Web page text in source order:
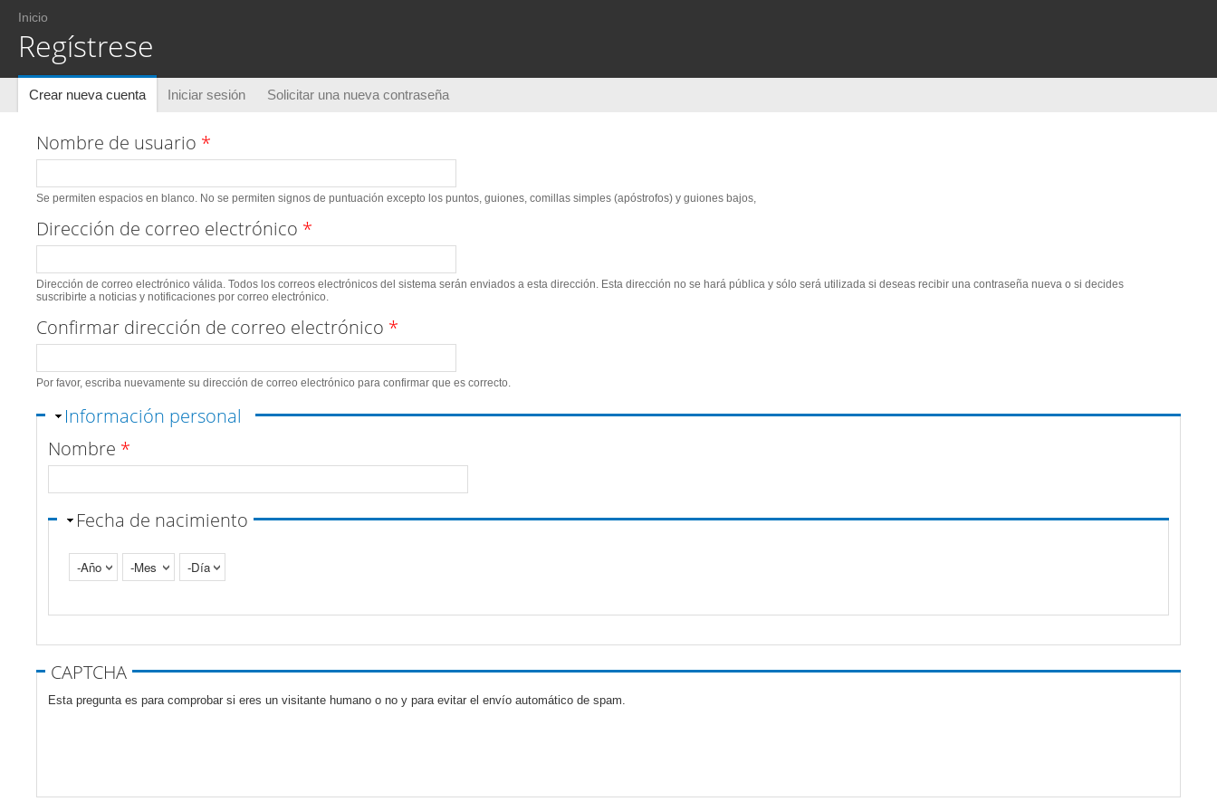
Usted está aquí
Inicio
Regístrese
Solapas principales
Crear nueva cuenta (solapa activa)
Iniciar sesión Solicitar una nueva contraseña
Nombre de usuario *
Se permiten espacios en blanco. No se permiten signos de puntuación excepto los puntos, guiones, comillas simples (apóstrofos) y guiones bajos,
Dirección de correo electrónico *
Dirección de correo electrónico válida. Todos los correos electrónicos del sistema serán enviados a esta dirección. Esta dirección no se hará pública y sólo será utilizada si deseas recibir una contraseña nueva o si decides
suscribirte a noticias y notificaciones por correo electrónico.
Confirmar dirección de correo electrónico *
Por favor, escriba nuevamente su dirección de correo electrónico para confirmar que es correcto.
Ocultar
Información personal
Nombre *
Fecha de nacimiento
Año
Mes Día
Pestañas verticales
CAPTCHA
Esta pregunta es para comprobar si eres un visitante humano o no y para evitar el envío automático de spam.